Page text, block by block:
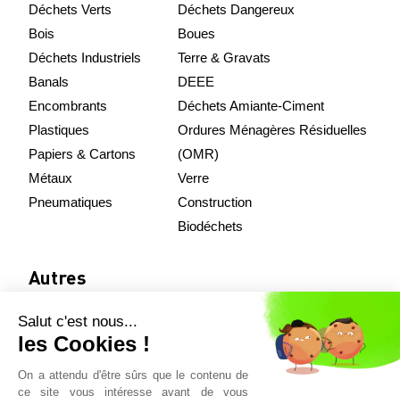
Déchets Verts
Bois
Déchets Industriels
Banals
Encombrants
Plastiques
Papiers & Cartons
Métaux
Pneumatiques
Déchets Dangereux
Boues
Terre & Gravats
DEEE
Déchets Amiante-Ciment
Ordures Ménagères Résiduelles
(OMR)
Verre
Construction
Biodéchets
Autres
Nos équipements
Actualités
Salut c'est nous...
les Cookies !
On a attendu d'être sûrs que le contenu de
ce site vous intéresse avant de vous